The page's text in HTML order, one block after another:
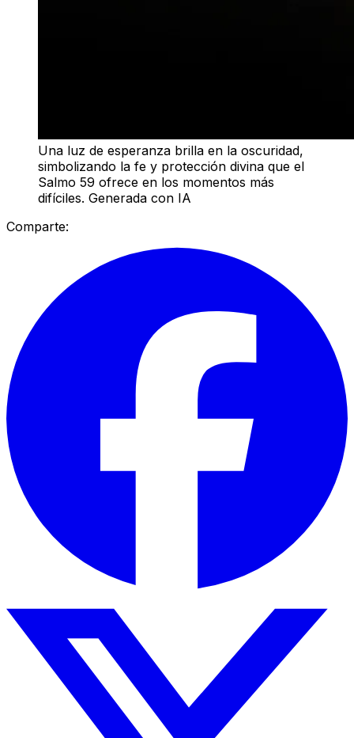
Una luz de esperanza brilla en la oscuridad,
simbolizando la fe y protección divina que el
Salmo 59 ofrece en los momentos más
difíciles. Generada con IA
Comparte: